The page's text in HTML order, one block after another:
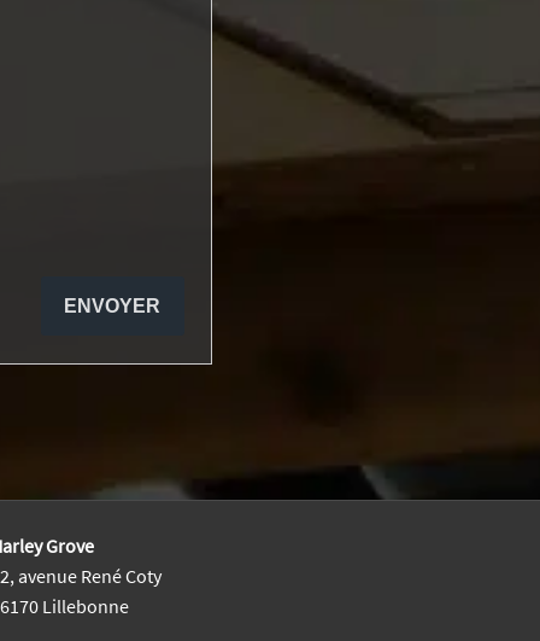
Grove
avenue René Coty
Lillebonne